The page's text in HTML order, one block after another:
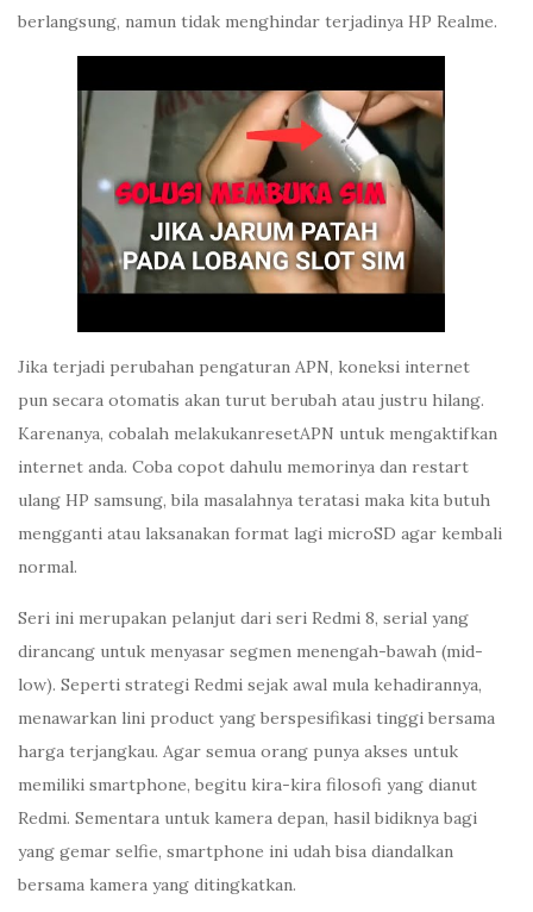
berlangsung, namun tidak menghindar terjadinya HP Realme.
Jika terjadi perubahan pengaturan APN, koneksi internet
pun secara otomatis akan turut berubah atau justru hilang.
Karenanya, cobalah melakukanresetAPN untuk mengaktifkan
internet anda. Coba copot dahulu memorinya dan restart
ulang HP samsung, bila masalahnya teratasi maka kita butuh
mengganti atau laksanakan format lagi microSD agar kembali
normal.
Seri ini merupakan pelanjut dari seri Redmi 8, serial yang
dirancang untuk menyasar segmen menengah-bawah (mid-
low). Seperti strategi Redmi sejak awal mula kehadirannya,
menawarkan lini product yang berspesifikasi tinggi bersama
harga terjangkau. Agar semua orang punya akses untuk
memiliki smartphone, begitu kira-kira filosofi yang dianut
Redmi. Sementara untuk kamera depan, hasil bidiknya bagi
yang gemar selfie, smartphone ini udah bisa diandalkan
bersama kamera yang ditingkatkan.